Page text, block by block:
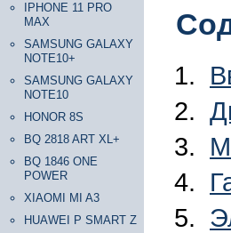
IPHONE 11 PRO
MAX
SAMSUNG GALAXY
NOTE10+
SAMSUNG GALAXY
NOTE10
HONOR 8S
BQ 2818 ART XL+
BQ 1846 ONE
POWER
XIAOMI MI A3
HUAWEI P SMART Z